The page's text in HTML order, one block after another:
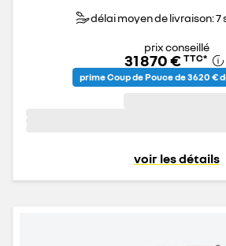
délai moyen de livraison: 7
prix conseillé
31 870 € TTC*
prime Coup de Pouce de 3 620 €
voir les détails